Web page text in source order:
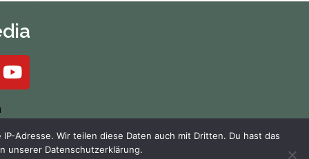
Adresse. Wir teilen diese Daten auch mit Dritten. Du hast das
unserer Datenschutzerklärung.